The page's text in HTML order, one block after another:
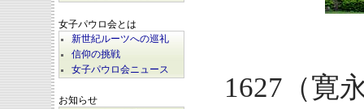
女子パウロ会とは
新世紀ルーツへの巡礼
信仰の挑戦
女子パウロ会ニュース
お知らせ
1627（寛